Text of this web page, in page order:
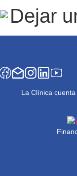
Dejar
La Clínica